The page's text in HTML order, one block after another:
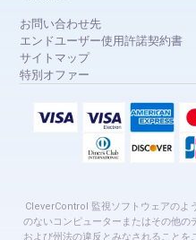
お問い合わせ先
エンドユーザー使用許諾契約書
サイトマップ
特別オファー
CleverControl 監視ソフトウェアのよ
のないコンピューターまたはその他
および州法の違反とみなされること